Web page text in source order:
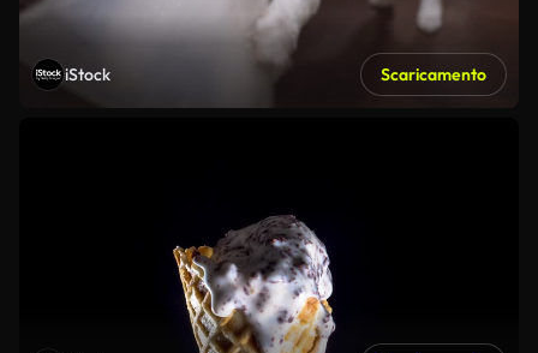
iStock Scaricamento